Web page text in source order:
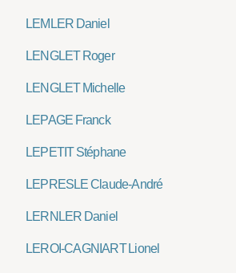
LEMLER Daniel
LENGLET Roger
LENGLET Michelle
LEPAGE Franck
LEPETIT Stéphane
LEPRESLE Claude-André
LERNLER Daniel
LEROI-CAGNIART Lionel